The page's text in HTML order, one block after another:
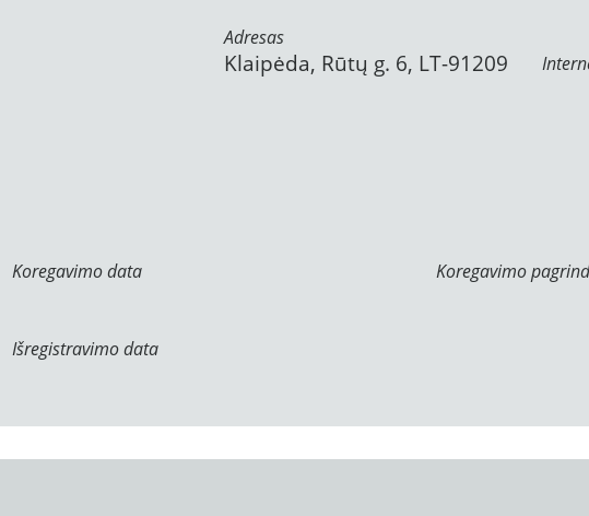
Adresas
Klaipėda, Rūtų g. 6, LT-91209
Koregavimo data Koregavimo
Išregistravimo data